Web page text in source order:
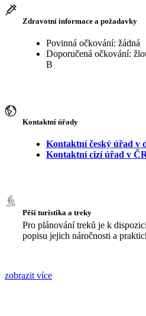
Zdravotní informace a požadavky
Povinná očkování: žádná
Doporučená očkování:
B
Kontaktní úřady
Kontaktní český úřad v
Kontaktní cizí úřad v
Pěší turistika a treky
Pro plánování treků je k
popisu jejich náročnosti a
zobrazit více